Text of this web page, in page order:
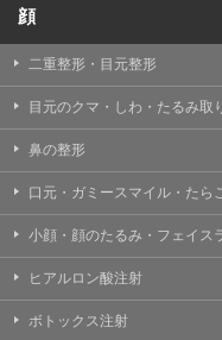
TCBグループは、個
められる場合を除き
ん。
【個人情報の開示・訂
TCBグループは、本
開示、訂正、更新、
について、これを適切
【Cookie(クッキー)に
Cookieは、一般的に
顔
二重整形・目元整形
目元のクマ・しわ・たるみ取
鼻の整形
口元・ガミースマイル・たら
小顔・顔のたるみ・フェイス
ヒアルロン酸注射
ボトックス注射